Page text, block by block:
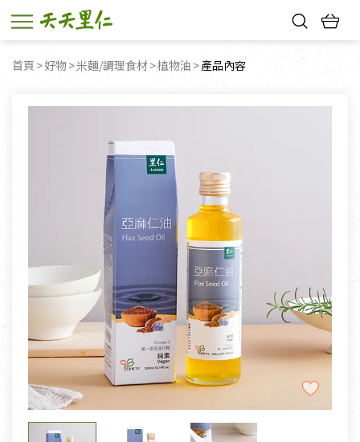
首頁 好物 米麵/調理食材 植物油 目前頁面：
產品內容